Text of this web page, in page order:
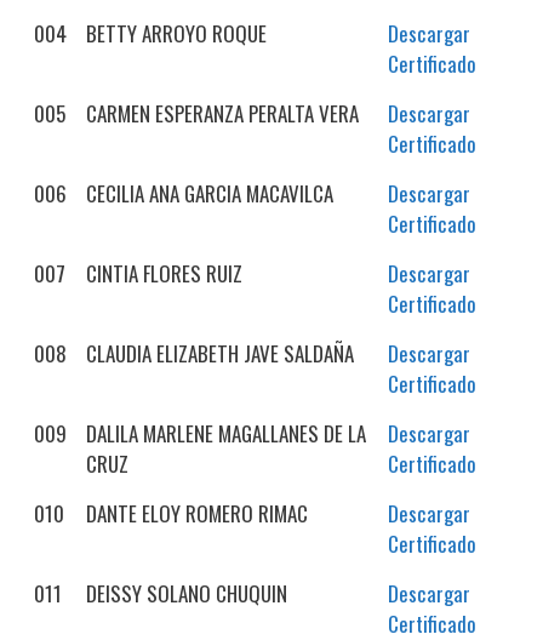
004
BETTY ARROYO ROQUE
Descargar
Certificado
005
CARMEN ESPERANZA PERALTA VERA
Descargar
Certificado
006
CECILIA ANA GARCIA MACAVILCA
Descargar
Certificado
007
CINTIA FLORES RUIZ
Descargar
Certificado
008
CLAUDIA ELIZABETH JAVE SALDAÑA
Descargar
Certificado
009
DALILA MARLENE MAGALLANES DE LA
CRUZ
Descargar
Certificado
010
DANTE ELOY ROMERO RIMAC
Descargar
Certificado
011
DEISSY SOLANO CHUQUIN
Descargar
Certificado